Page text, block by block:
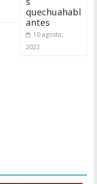
quechuahabl
antes
10 agosto,
2022